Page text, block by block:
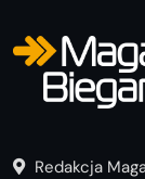
Redakcja